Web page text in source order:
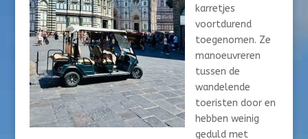
karretjes
voortdurend
toegenomen. Ze
manoeuvreren
tussen de
wandelende
toeristen door en
hebben weinig
geduld met